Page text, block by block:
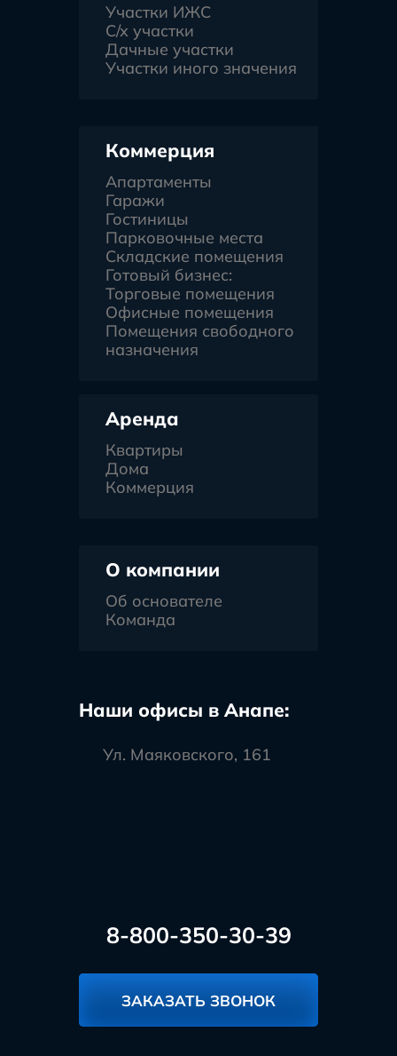
Участки ИЖС
С/х участки
Дачные участки
Участки иного значения
Коммерция
Апартаменты
Гаражи
Гостиницы
Парковочные места
Складские помещения
Готовый бизнес:
Торговые помещения
Офисные помещения
Помещения свободного
назначения
Аренда
Квартиры
Дома
Коммерция
О компании
Об основателе
Команда
Наши офисы в Анапе:
Ул. Маяковского, 161
8-800-350-30-39
ЗАКАЗАТЬ ЗВОНОК